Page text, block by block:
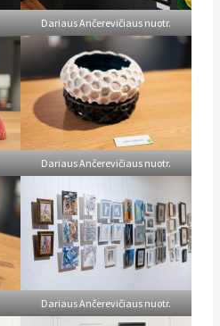
Dariaus Ančerevičiaus nuotr.
Dariaus Ančerevičiaus nuotr.
Dariaus Ančerevičiaus nuotr.